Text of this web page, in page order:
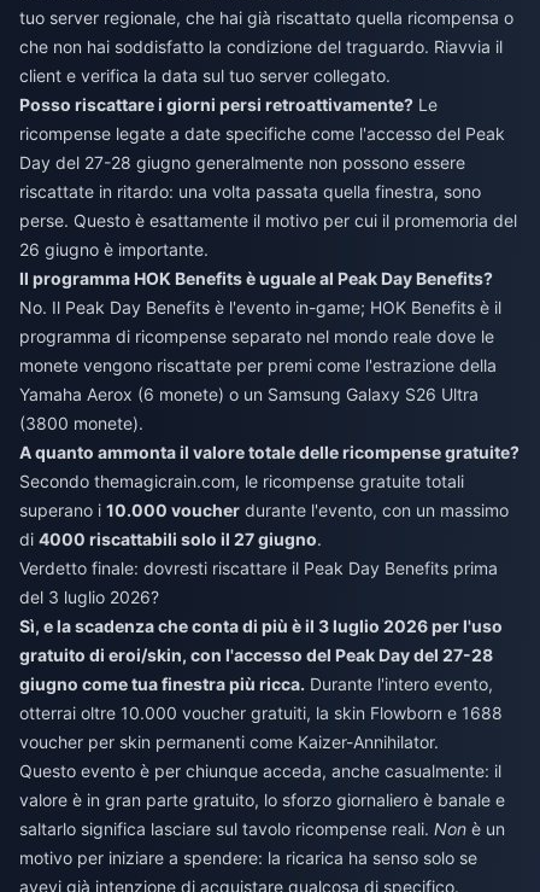
tuo server regionale, che hai già riscattato quella ricompensa o
che non hai soddisfatto la condizione del traguardo. Riavvia il
client e verifica la data sul tuo server collegato.
Posso riscattare i giorni persi retroattivamente? Le
ricompense legate a date specifiche come l'accesso del Peak
Day del 27-28 giugno generalmente non possono essere
riscattate in ritardo: una volta passata quella finestra, sono
perse. Questo è esattamente il motivo per cui il promemoria del
26 giugno è importante.
Il programma HOK Benefits è uguale al Peak Day Benefits?
No. Il Peak Day Benefits è l'evento in-game; HOK Benefits è il
programma di ricompense separato nel mondo reale dove le
monete vengono riscattate per premi come l'estrazione della
Yamaha Aerox (6 monete) o un Samsung Galaxy S26 Ultra
(3800 monete).
A quanto ammonta il valore totale delle ricompense gratuite?
Secondo themagicrain.com, le ricompense gratuite totali
superano i 10.000 voucher durante l'evento, con un massimo
di 4000 riscattabili solo il 27 giugno.
Verdetto finale: dovresti riscattare il Peak Day Benefits prima
del 3 luglio 2026?
Sì, e la scadenza che conta di più è il 3 luglio 2026 per l'uso
gratuito di eroi/skin, con l'accesso del Peak Day del 27-28
giugno come tua finestra più ricca. Durante l'intero evento,
otterrai oltre 10.000 voucher gratuiti, la skin Flowborn e 1688
voucher per skin permanenti come Kaizer-Annihilator.
Questo evento è per chiunque acceda, anche casualmente: il
valore è in gran parte gratuito, lo sforzo giornaliero è banale e
saltarlo significa lasciare sul tavolo ricompense reali. Non è un
motivo per iniziare a spendere: la ricarica ha senso solo se
avevi già intenzione di acquistare qualcosa di specifico.